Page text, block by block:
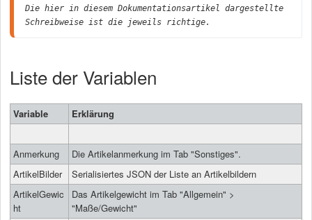
Die hier in diesem Dokumentationsartikel dargestellte
Schreibweise ist die jeweils richtige.
Liste der Variablen
Variable Erklärung
Anmerkung
Die Artikelanmerkung im Tab "Sonstiges".
ArtikelBilder
Serialisiertes JSON der Liste an Artikelbildern
ArtikelGewic
ht
Das Artikelgewicht im Tab "Allgemein" >
"Maße/Gewicht"